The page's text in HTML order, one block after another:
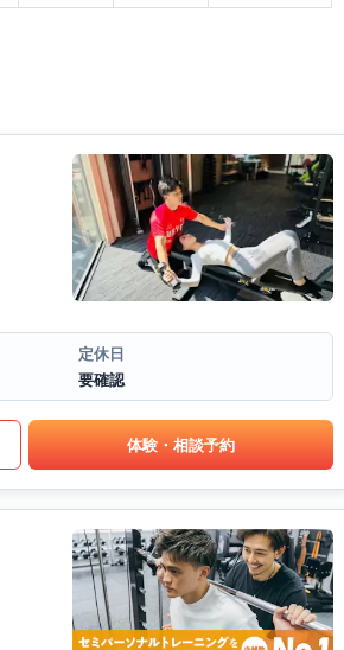
定休日
要確認
体験・相談予約